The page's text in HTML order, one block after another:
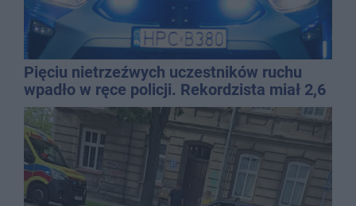
Pięciu nietrzeźwych uczestników ruchu
wpadło w ręce policji. Rekordzista miał 2,6
promila